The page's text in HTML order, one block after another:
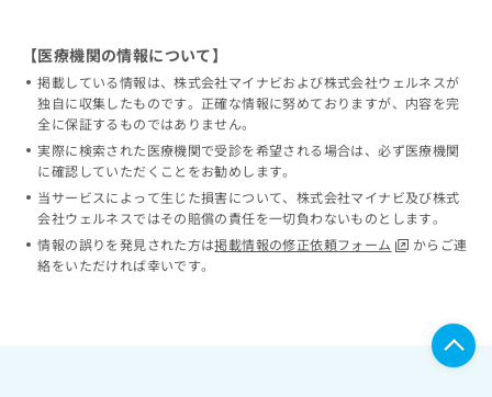
【医療機関の情報について】
掲載している情報は、株式会社マイナビおよび株式会社ウェルネスが
独自に収集したものです。正確な情報に努めておりますが、内容を完
全に保証するものではありません。
実際に検索された医療機関で受診を希望される場合は、必ず医療機関
に確認していただくことをお勧めします。
当サービスによって生じた損害について、株式会社マイナビ及び株式
会社ウェルネスではその賠償の責任を一切負わないものとします。
情報の誤りを発見された方は掲載情報の修正依頼フォーム
からご連
絡をいただければ幸いです。